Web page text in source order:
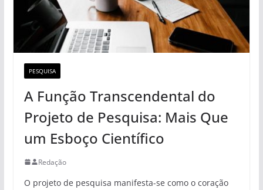
PESQUISA
A Função Transcendental do
Projeto de Pesquisa: Mais Que
um Esboço Científico
Redação
O projeto de pesquisa manifesta-se como o coração